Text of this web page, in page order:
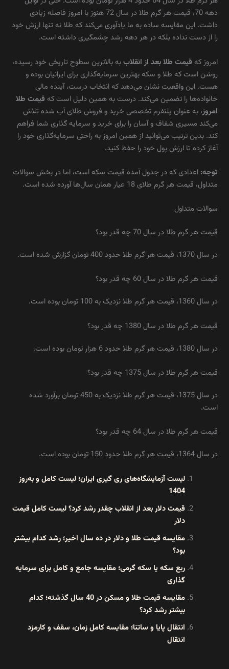
دهه 70، قیمت هر گرم طلا در سال 72 هنوز با امروز فاصله زیادی
داشت. این مقایسه ساده به ما یادآوری می‌کند که طلا نه ‌تنها ارزش خود
را از دست نداده بلکه در هر دهه رشد چشمگیری داشته است.
امروز که قیمت طلا بعد از انقلاببه بالاترین سطوح تاریخی خود رسیده،
روشن است که طلا و سکه بهترین سرمایه‌گذاری برای ایرانیان بوده و
هست. این واقعیت نشان می‌دهد که انتخاب درست، آینده مالی
خانواده‌ها را تضمین می‌کند. درست به همین دلیل است که قیمت طلا
امروز، به‌ عنوان پلتفرم تخصصی خرید و فروش طلای آب شده تلاش
می‌کند مسیری شفاف و آسان را برای خرید و سرمایه‌ گذاری شما فراهم
کند. بدین ترتیب می‌توانید از همین امروز به راحتی سرمایه‌گذاری خود را
آغاز کرده تا ارزش پول خود را حفظ کنید.
توجه: اعدادی که در جدول آمده قیمت سکه است، اما در بخش سوالات
متداول، قیمت هر گرم طلای 18 عیار همان سال‌ها آورده شده است.
سوالات متداول
قیمت هر گرم طلا در سال 70 چه ‌قدر بود؟
در سال 1370، قیمت هر گرم طلا حدود 400 تومان گزارش شده است.
قیمت هر گرم طلا در سال 60 چه ‌قدر بود؟
در سال 1360، قیمت هر گرم طلا نزدیک به 100 تومان بوده است.
قیمت هر گرم طلا در سال 1380 چه ‌قدر بود؟
در سال 1380، قیمت هر گرم طلا حدود 6 هزار تومان بوده است.
قیمت هر گرم طلا در سال 1375 چه ‌قدر بود؟
در سال 1375، قیمت هر گرم طلا نزدیک به 450 تومان برآورد شده
است.
قیمت هر گرم طلا در سال 64 چه ‌قدر بود؟
در سال 1364، قیمت هر گرم طلا حدود 150 تومان بوده است.
لیست آزمایشگاه‌های ری گیری ایران؛ لیست کامل و به‌روز
1404
قیمت دلار بعد از انقلاب چقدر رشد کرد؟ لیست کامل قیمت
دلار
مقایسه قیمت طلا و دلار در ده سال اخیر؛ رشد کدام بیشتر
بود؟
ربع سکه یا سکه گرمی؛ مقایسه جامع و کامل برای سرمایه
گذاری
مقایسه قیمت طلا و مسکن در 40 سال گذشته؛ کدام
بیشتر رشد کرد؟
انتقال پایا و ساتنا؛ مقایسه کامل زمان، سقف و کارمزد
انتقال